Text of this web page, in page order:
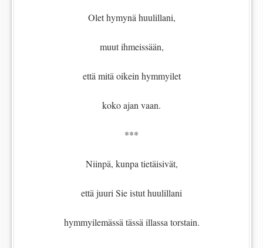
Olet hymynä huulillani,
muut ihmeissään,
että mitä oikein hymmyilet
koko ajan vaan.
***
Niinpä, kunpa tietäisivät,
että juuri Sie istut huulillani
hymmyilemässä tässä illassa torstain.